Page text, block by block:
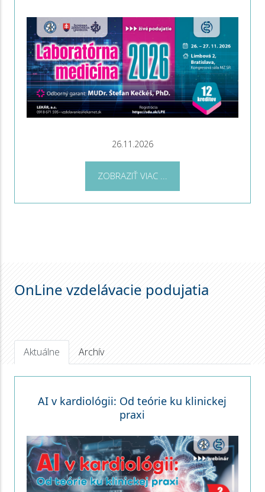
26.11.2026
ZOBRAZIŤ VIAC ...
OnLine vzdelávacie podujatia
Aktuálne Archív
AI v kardiológii: Od teórie ku klinickej
praxi